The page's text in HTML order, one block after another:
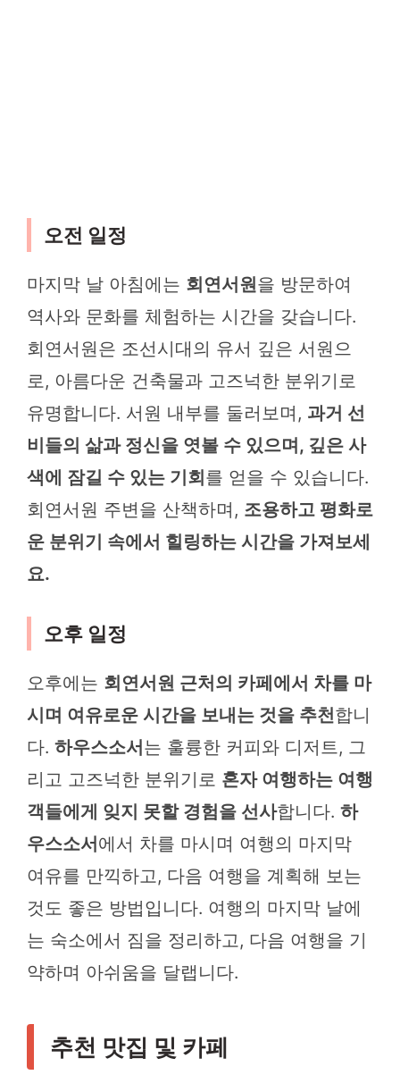
오전 일정
마지막 날 아침에는 회연서원을 방문하여
역사와 문화를 체험하는 시간을 갖습니다.
회연서원은 조선시대의 유서 깊은 서원으
로, 아름다운 건축물과 고즈넉한 분위기로
유명합니다. 서원 내부를 둘러보며, 과거 선
비들의 삶과 정신을 엿볼 수 있으며, 깊은 사
색에 잠길 수 있는 기회 를 얻을 수 있습니다.
회연서원 주변을 산책하며, 조용하고 평화로
운 분위기 속에서 힐링하는 시간을 가져보세
요.
오후 일정
오후에는 회연서원 근처의 카페에서 차를 마
시며 여유로운 시간을 보내는 것을 추천합니
다. 하우스소서 는 훌륭한 커피와 디저트, 그
리고 고즈넉한 분위기로 혼자 여행하는 여행
객들에게 잊지 못할 경험을 선사합니다. 하
우스소서 에서 차를 마시며 여행의 마지막
여유를 만끽하고, 다음 여행을 계획해 보는
것도 좋은 방법입니다. 여행의 마지막 날에
는 숙소에서 짐을 정리하고, 다음 여행을 기
약하며 아쉬움을 달랩니다.
추천 맛집 및 카페